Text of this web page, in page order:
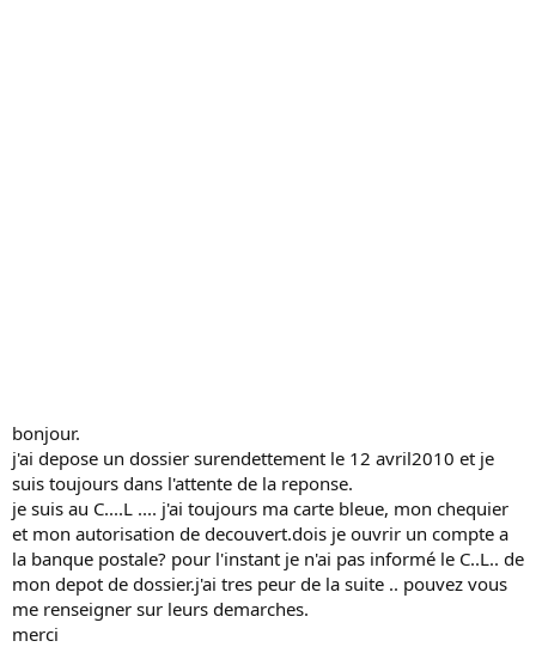
bonjour.
j'ai depose un dossier surendettement le 12 avril2010 et je
suis toujours dans l'attente de la reponse.
je suis au C....L .... j'ai toujours ma carte bleue, mon chequier
et mon autorisation de decouvert.dois je ouvrir un compte a
la banque postale? pour l'instant je n'ai pas informé le C..L.. de
mon depot de dossier.j'ai tres peur de la suite .. pouvez vous
me renseigner sur leurs demarches.
merci